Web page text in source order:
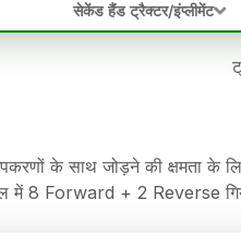
सेकेंड हैंड ट्रैक्टर/इंप्लीमेंट
के साथ जोड़ने की क्षमता के
में 8 Forward + 2 Reverse
Mechanical Steering